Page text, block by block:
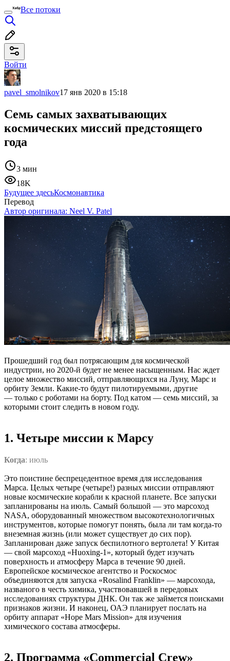
Все потоки
Войти
pavel_smolnikov17 янв 2020 в 15:18
Семь самых захватывающих
космических миссий предстоящего
года
3 мин
18K
Будущее здесьКосмонавтика
Перевод
Автор оригинала: Neel V. Patel
Прошедший год был потрясающим для космической
индустрии, но 2020-й будет не менее насыщенным. Нас ждет
целое множество миссий, отправляющихся на Луну, Марс и
орбиту Земли. Какие-то будут пилотируемыми, другие
— только с роботами на борту. Под катом — семь миссий, за
которыми стоит следить в новом году.
1. Четыре миссии к Марсу
Когда: июль
Это поистине беспрецедентное время для исследования
Марса. Целых четыре (четыре!) разных миссии отправляют
новые космические корабли к красной планете. Все запуски
запланированы на июль. Самый большой — это марсоход
NASA, оборудованный множеством высокотехнологичных
инструментов, которые помогут понять, была ли там когда-то
внеземная жизнь (или может существует до сих пор).
Запланирован даже запуск беспилотного вертолета! У Китая
— свой марсоход «Huoxing-1», который будет изучать
поверхность и атмосферу Марса в течение 90 дней.
Европейское космическое агентство и Роскосмос
объединяются для запуска «Rosalind Franklin» — марсохода,
названого в честь химика, участвовавшей в передовых
исследованиях структуры ДНК. Он так же займется поисками
признаков жизни. И наконец, ОАЭ планирует послать на
орбиту аппарат «Hope Mars Mission» для изучения
химического состава атмосферы.
2. Программа «Commercial Crew»